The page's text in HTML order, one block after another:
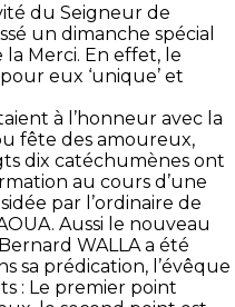
du Seigneur de
un dimanche spécial
Merci. En effet, le
eux ‘unique’ et
à l’honneur avec la
fête des amoureux,
dix catéchumènes ont
au cours d’une
par l’ordinaire de
Aussi le nouveau
WALLA a été
sa prédication, l’évêque
: Le premier point